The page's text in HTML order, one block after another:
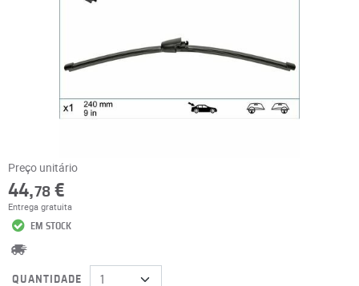
Preço unitário
44,78 €
Entrega gratuita
EM STOCK
QUANTIDADE